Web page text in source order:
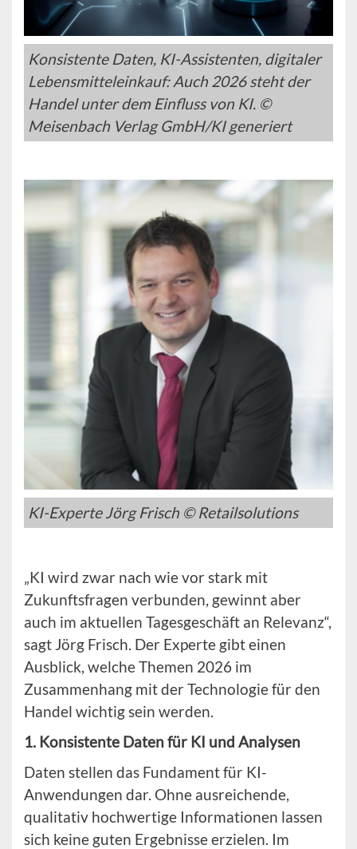
Konsistente Daten, KI-Assistenten, digitaler
Lebensmitteleinkauf: Auch 2026 steht der
Handel unter dem Einfluss von KI. ©
Meisenbach Verlag GmbH/KI generiert
KI-Experte Jörg Frisch © Retailsolutions
„KI wird zwar nach wie vor stark mit
Zukunftsfragen verbunden, gewinnt aber
auch im aktuellen Tagesgeschäft an Relevanz“,
sagt Jörg Frisch. Der Experte gibt einen
Ausblick, welche Themen 2026 im
Zusammenhang mit der Technologie für den
Handel wichtig sein werden.
1. Konsistente Daten für KI und Analysen
Daten stellen das Fundament für KI-
Anwendungen dar. Ohne ausreichende,
qualitativ hochwertige Informationen lassen
sich keine guten Ergebnisse erzielen. Im